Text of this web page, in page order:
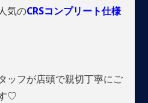
気のCRSコンプリート仕様
ッフが店頭で親切丁寧にご
♡